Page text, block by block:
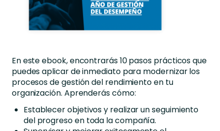
En este ebook, encontrarás 10 pasos prácticos que
puedes aplicar de inmediato para modernizar los
procesos de gestión del rendimiento en tu
organización. Aprenderás cómo:
Establecer objetivos y realizar un seguimiento
del progreso en toda la compañía.